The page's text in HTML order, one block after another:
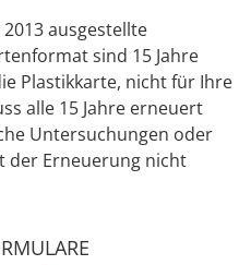
ausgestellte
sind 15 Jahre
Plastikkarte, nicht für Ihre
alle 15 Jahre erneuert
Untersuchungen oder
der Erneuerung nicht